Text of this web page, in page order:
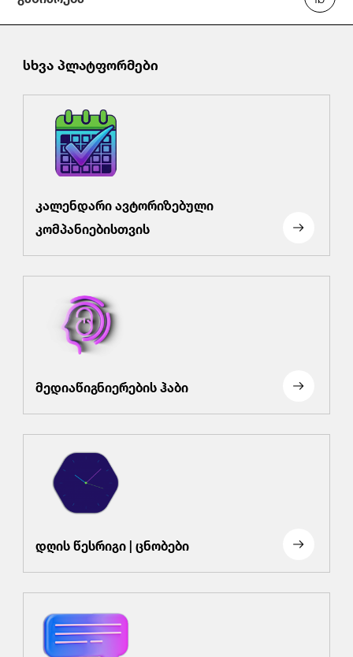
სხვა პლატფორმები
კალენდარი ავტორიზებული
კომპანიებისთვის
მედიაწიგნიერების ჰაბი
დღის წესრიგი | ცნობები